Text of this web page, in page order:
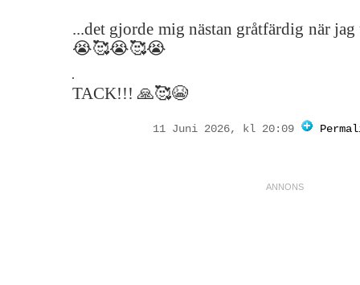
...det gjorde mig nästan gråtfärdig när
😭🥰😭🥰😭
TACK!!! 🙏🥰😭
11 Juni 2026, kl 20:09